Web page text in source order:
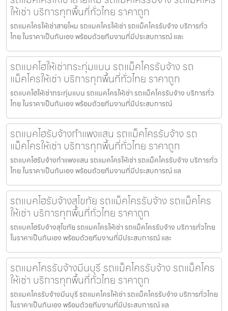
ให้เช่า บริการทุกพื้นที่ทั่วไทย ราคาถูก
รถแมคโครให้เช่าสายไหม รถแมคโครให้เช่า รถแม็คโครรับจ้าง บริการทั่ว
ไทย ในราคาเป็นกันเอง พร้อมด้วยทีมงานที่มีประสบการณ์ และ
รถแบคโฮให้เช่ากระทุ่มแบน รถแม็คโครรับจ้าง รถ
แม็คโครให้เช่า บริการทุกพื้นที่ทั่วไทย ราคาถูก
รถแบคโฮให้เช่ากระทุ่มแบน รถแมคโครให้เช่า รถแม็คโครรับจ้าง บริการทั่ว
ไทย ในราคาเป็นกันเอง พร้อมด้วยทีมงานที่มีประสบการณ์
รถแบคโฮรับจ้างกำแพงแสน รถแม็คโครรับจ้าง รถ
แม็คโครให้เช่า บริการทุกพื้นที่ทั่วไทย ราคาถูก
รถแบคโฮรับจ้างกำแพงแสน รถแมคโครให้เช่า รถแม็คโครรับจ้าง บริการทั่ว
ไทย ในราคาเป็นกันเอง พร้อมด้วยทีมงานที่มีประสบการณ์ แล
รถแบคโฮรับจ้างสุโขทัย รถแม็คโครรับจ้าง รถแม็คโคร
ให้เช่า บริการทุกพื้นที่ทั่วไทย ราคาถูก
รถแบคโฮรับจ้างสุโขทัย รถแมคโครให้เช่า รถแม็คโครรับจ้าง บริการทั่วไทย
ในราคาเป็นกันเอง พร้อมด้วยทีมงานที่มีประสบการณ์ และ
รถแมคโครรับจ้างมีนบุรี รถแม็คโครรับจ้าง รถแม็คโคร
ให้เช่า บริการทุกพื้นที่ทั่วไทย ราคาถูก
รถแมคโครรับจ้างมีนบุรี รถแมคโครให้เช่า รถแม็คโครรับจ้าง บริการทั่วไทย
ในราคาเป็นกันเอง พร้อมด้วยทีมงานที่มีประสบการณ์ แล